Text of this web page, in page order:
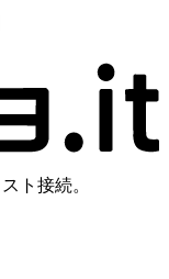
ト接続。